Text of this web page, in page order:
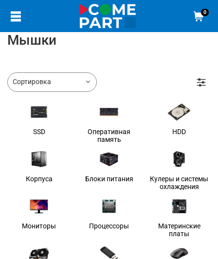
0
Мышки
SSD
Оперативная
память
HDD
Корпуса Блоки питания
Кулеры и системы
охлаждения
Мониторы Процессоры
Материнские
платы